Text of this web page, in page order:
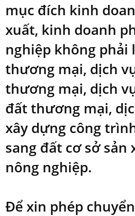
mục đích kinh
xuất, kinh doanh
nghiệp không phải
thương mại, dịch
thương mại, dịch
đất thương mại,
xây dựng công
sang đất cơ sở sản
nông nghiệp.
Để xin phép